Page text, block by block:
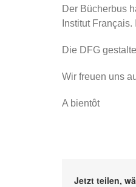
Der Bücherbus
Institut
Die DFG
Wir freuen uns
A bientôt
Jetzt teilen,